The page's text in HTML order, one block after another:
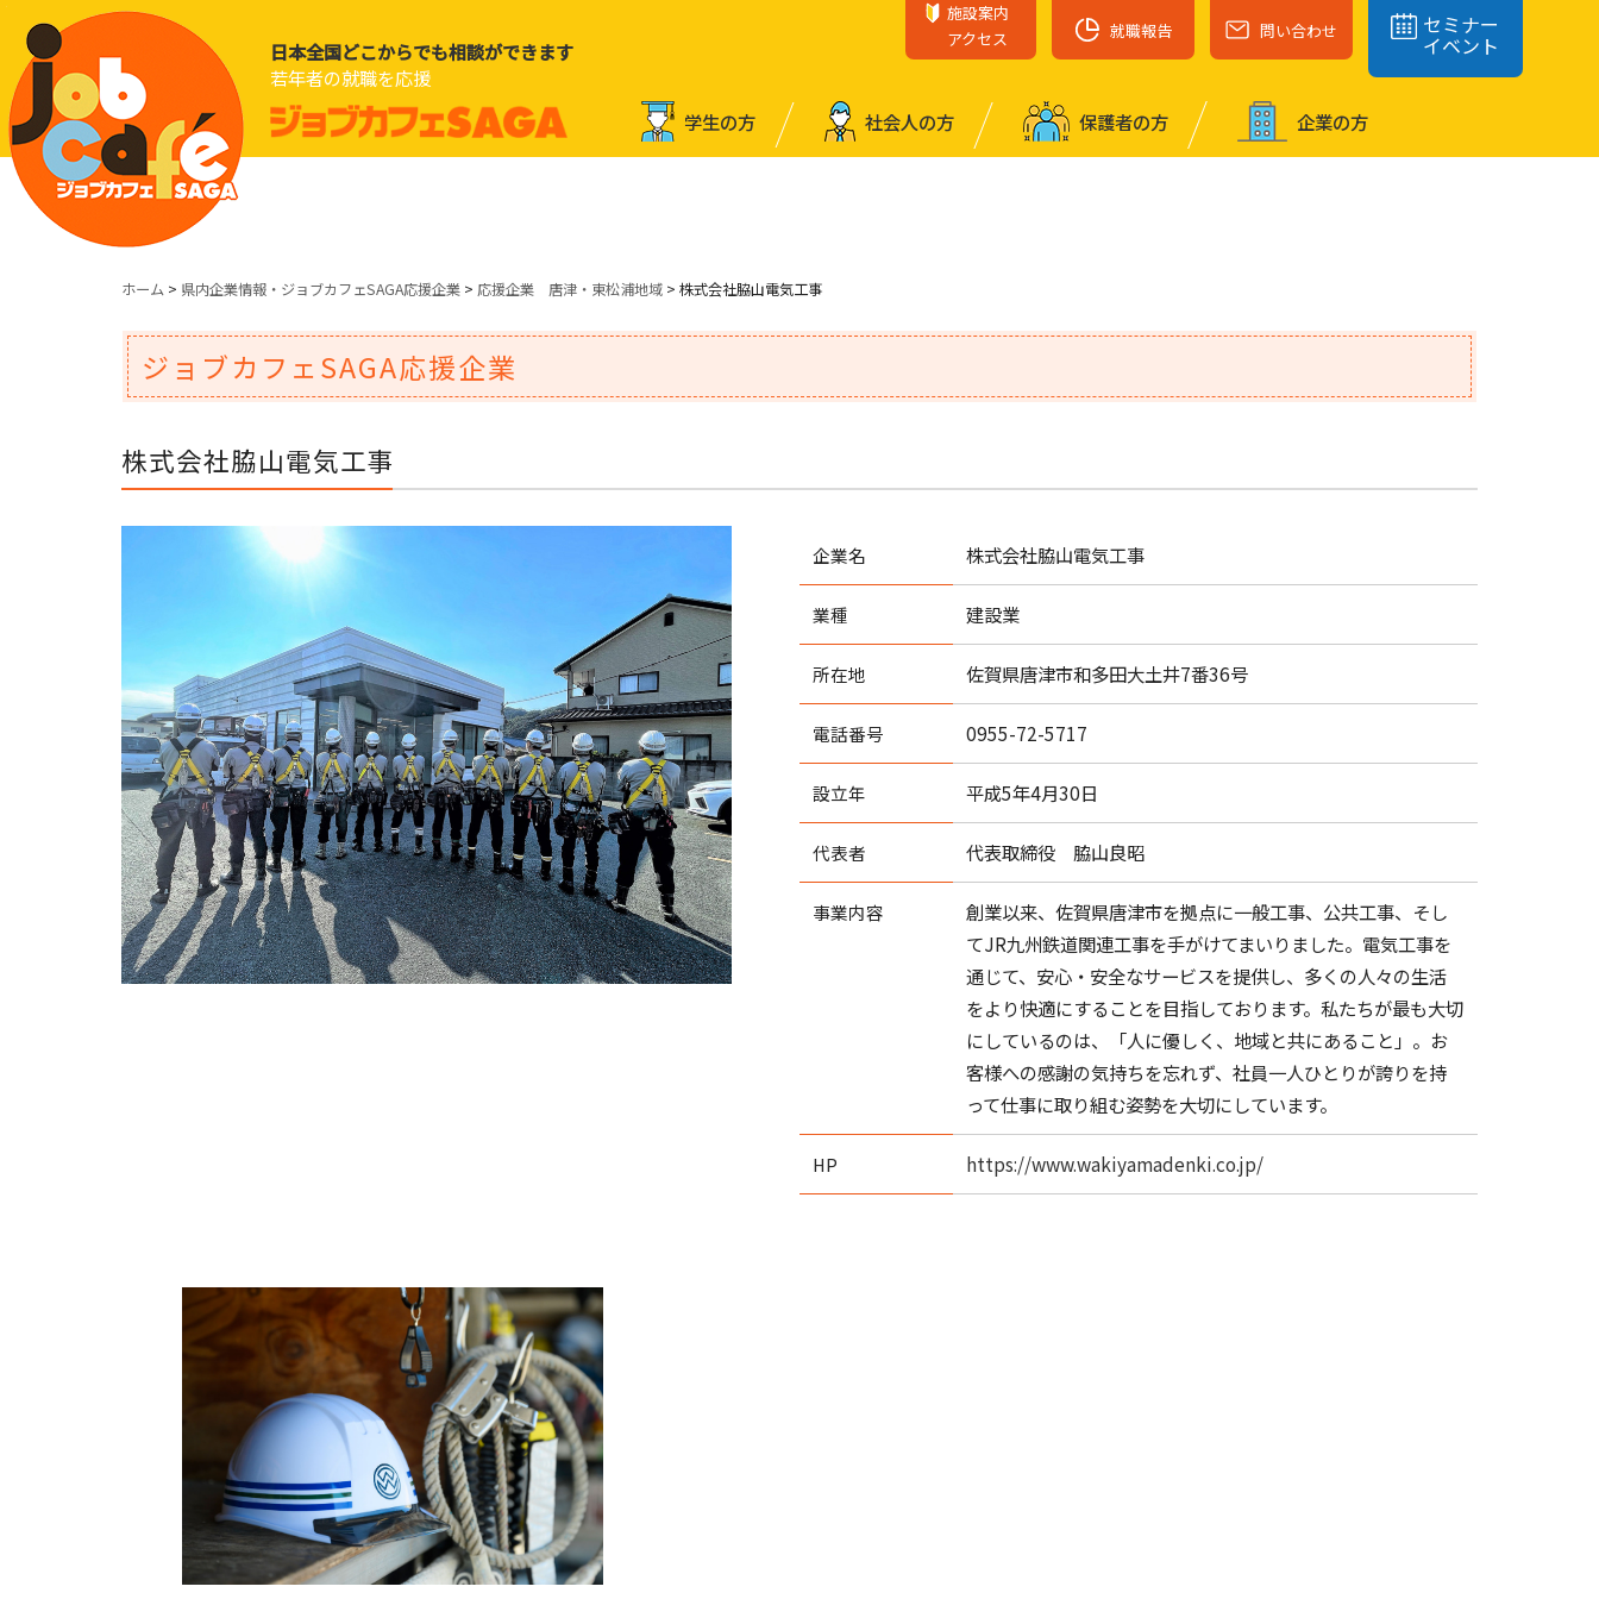
日本全国どこからでも相談ができます
若年者の就職を応援
施設案内
アクセス
就職報告 問い合わせ セミナー
イベント
学⽣の⽅ 社会⼈の⽅ 保護者の⽅ 企業の⽅
ホーム > 県内企業情報・ジョブカフェSAGA応援企業 > 応援企業 唐津・東松浦地域 > 株式会社脇山電気工事
ジョブカフェSAGA応援企業
株式会社脇山電気工事
企業名 株式会社脇山電気工事
業種 建設業
所在地 佐賀県唐津市和多田大土井7番36号
電話番号 0955-72-5717
設立年 平成5年4月30日
代表者 代表取締役 脇山良昭
事業内容
創業以来、佐賀県唐津市を拠点に一般工事、公共工事、そし
てJR九州鉄道関連工事を手がけてまいりました。電気工事を
通じて、安心・安全なサービスを提供し、多くの人々の生活
をより快適にすることを目指しております。私たちが最も大切
にしているのは、「人に優しく、地域と共にあること」。お
客様への感謝の気持ちを忘れず、社員一人ひとりが誇りを持
って仕事に取り組む姿勢を大切にしています。
HP https://www.wakiyamadenki.co.jp/